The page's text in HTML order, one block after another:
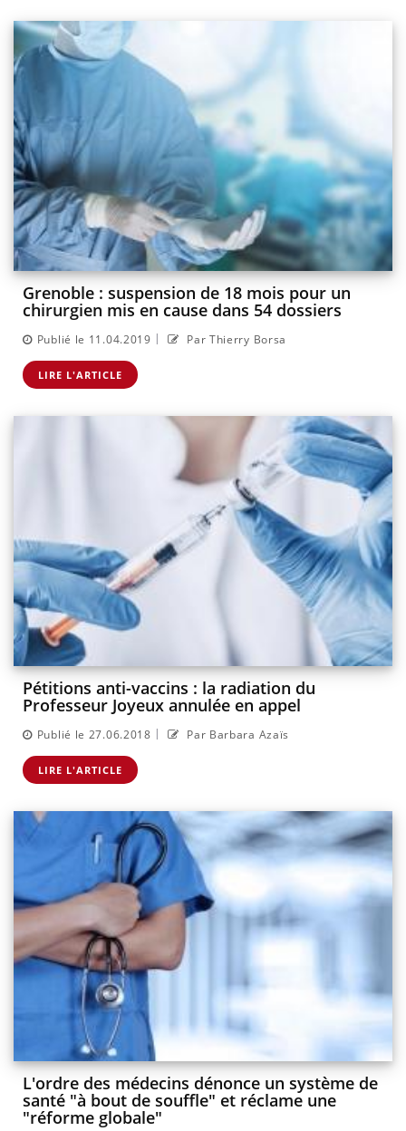
Grenoble : suspension de 18 mois pour un
chirurgien mis en cause dans 54 dossiers
Publié le 11.04.2019 | Par Thierry Borsa
LIRE L'ARTICLE
Pétitions anti-vaccins : la radiation du
Professeur Joyeux annulée en appel
Publié le 27.06.2018 | Par Barbara Azaïs
LIRE L'ARTICLE
L'ordre des médecins dénonce un système de
santé "à bout de souffle" et réclame une
"réforme globale"